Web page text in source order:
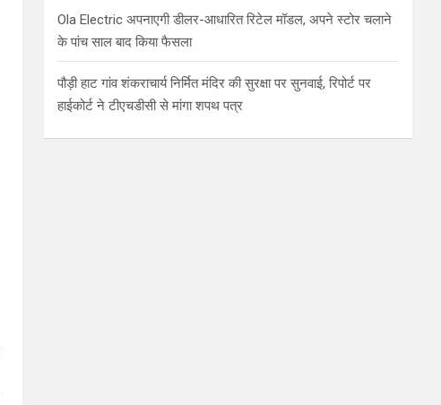
Ola Electric अपनाएगी डीलर-आधारित रिटेल मॉडल, अपने स्टोर चलाने
के पांच साल बाद किया फैसला
पौड़ी हाट गांव शंकराचार्य निर्मित मंदिर की सुरक्षा पर सुनवाई, रिपोर्ट पर
हाईकोर्ट ने टीएचडीसी से मांगा शपथ पत्र